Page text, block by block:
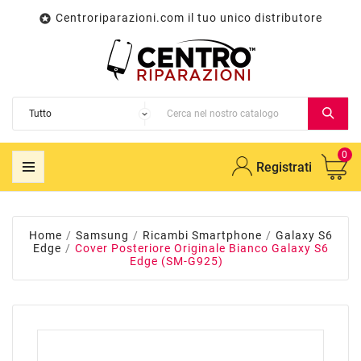
 Centroriparazioni.com il tuo unico distributore
Registrati
0
Home Samsung Ricambi Smartphone
Galaxy S6
Edge
Cover Posteriore Originale Bianco Galaxy S6
Edge (SM-G925)